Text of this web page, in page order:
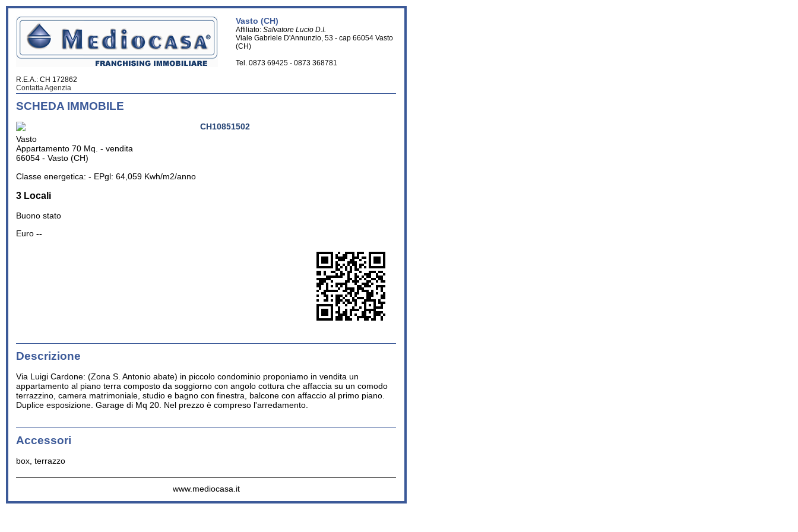
Vasto (CH)
Affiliato:Salvatore Lucio D.I.
Viale Gabriele D'Annunzio, 53 - cap 66054 Vasto
(CH)
Tel. 0873 69425 - 0873 368781
R.E.A.: CH 172862
Contatta Agenzia
SCHEDA IMMOBILE
CH10851502
Vasto
Appartamento 70 Mq. - vendita
66054 - Vasto (CH)
Classe energetica: - EPgl: 64,059 Kwh/m2/anno
3 Locali
Buono stato
Euro--
Descrizione
Via Luigi Cardone: (Zona S. Antonio abate) in piccolo condominio proponiamo in vendita un
appartamento al piano terra composto da soggiorno con angolo cottura che affaccia su un comodo
terrazzino, camera matrimoniale, studio e bagno con finestra, balcone con affaccio al primo piano.
Duplice esposizione. Garage di Mq 20. Nel prezzo è compreso l'arredamento.
Accessori
box, terrazzo
www.mediocasa.it